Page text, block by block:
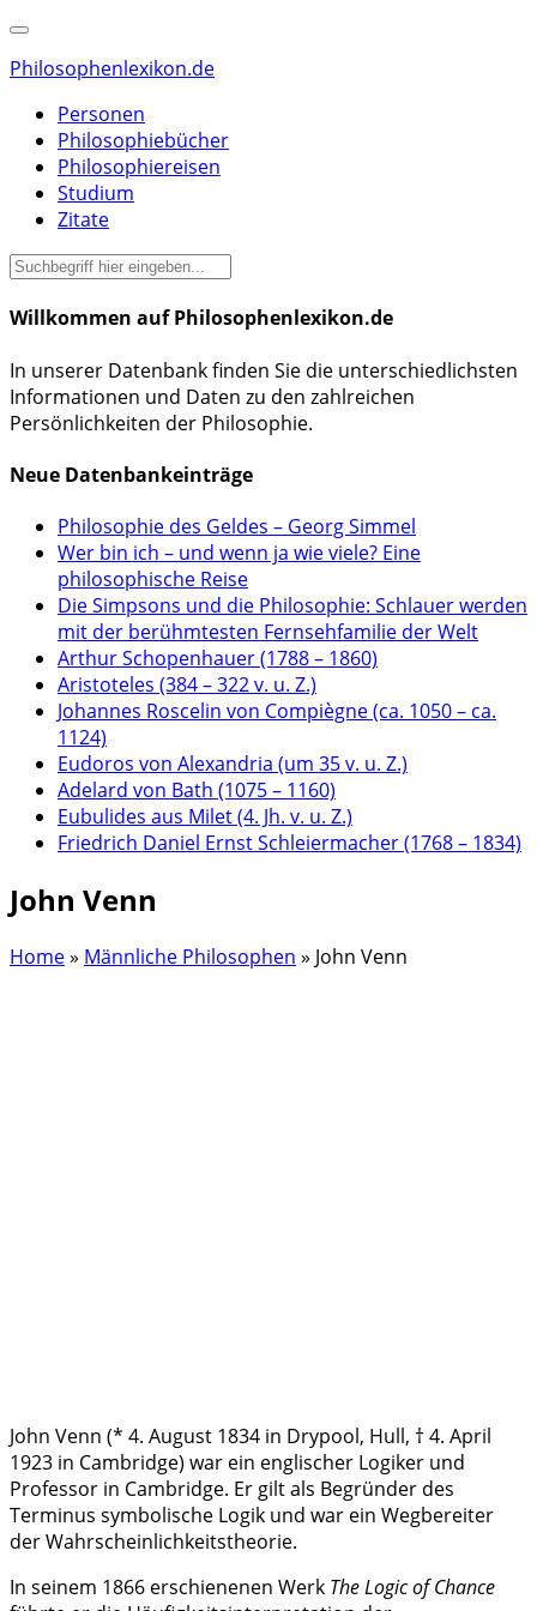
Philosophenlexikon.de
Personen
Philosophiebücher
Philosophiereisen
Studium
Zitate
Willkommen auf Philosophenlexikon.de
In unserer Datenbank finden Sie die unterschiedlichsten
Informationen und Daten zu den zahlreichen
Persönlichkeiten der Philosophie.
Neue Datenbankeinträge
Philosophie des Geldes – Georg Simmel
Wer bin ich – und wenn ja wie viele? Eine
philosophische Reise
Die Simpsons und die Philosophie: Schlauer werden
mit der berühmtesten Fernsehfamilie der Welt
Arthur Schopenhauer (1788 – 1860)
Aristoteles (384 – 322 v. u. Z.)
Johannes Roscelin von Compiègne (ca. 1050 – ca.
1124)
Eudoros von Alexandria (um 35 v. u. Z.)
Adelard von Bath (1075 – 1160)
Eubulides aus Milet (4. Jh. v. u. Z.)
Friedrich Daniel Ernst Schleiermacher (1768 – 1834)
John Venn
Home» Männliche Philosophen » John Venn
John Venn (* 4. August 1834 in Drypool, Hull, † 4. April
1923 in Cambridge) war ein englischer Logiker und
Professor in Cambridge. Er gilt als Begründer des
Terminus symbolische Logik und war ein Wegbereiter
der Wahrscheinlichkeitstheorie.
In seinem 1866 erschienenen Werk The Logic of Chance